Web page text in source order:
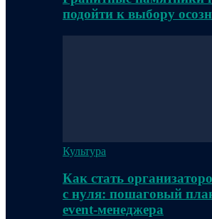
подойти к выбору
Культура
Как стать
с нуля: пошаговый
event-менеджера